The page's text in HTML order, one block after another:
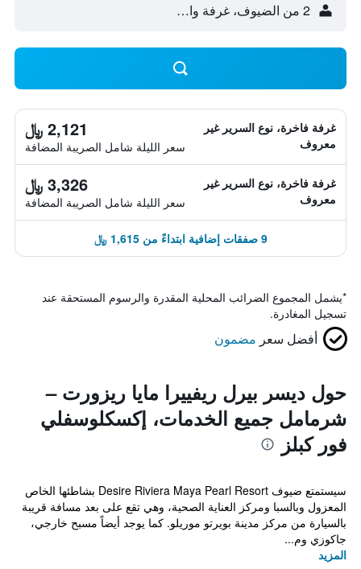
2 من الضيوف، غرفة واحدة
غرفة فاخرة، نوع السرير غير
معروف
2,121 ﷼
سعر الليلة شامل الصريبة المضافة
غرفة فاخرة، نوع السرير غير
معروف
3,326 ﷼
سعر الليلة شامل الصريبة المضافة
9 صفقات إضافية ابتداءً من 1,615 ﷼
*يشمل المجموع الضرائب المحلية المقدرة والرسوم المستحقة عند
تسجيل المغادرة.
أفضل سعر مضمون
حول ديسر بيرل ريفييرا مايا ريزورت –
شرمامل جميع الخدمات، إكسكلوسفلي
فور كبلز
سيستمتع ضيوف Desire Riviera Maya Pearl Resort بشاطئها الخاص
المعزول وبالسبا ومركز العناية الصحية، وهي تقع على بعد مسافة قريبة
بالسيارة من مركز مدينة بويرتو موريلو. كما يوجد أيضاً مسبح خارجي،
جاكوزي وم...
المزيد